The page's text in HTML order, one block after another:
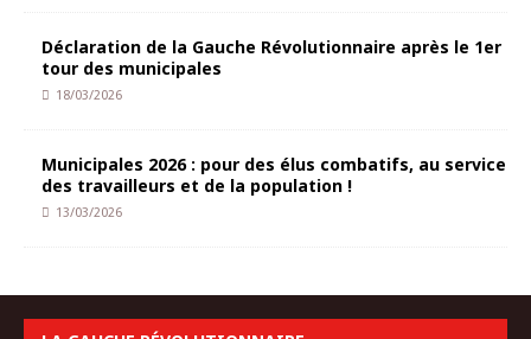
Déclaration de la Gauche Révolutionnaire après le 1er
tour des municipales
18/03/2026
Municipales 2026 : pour des élus combatifs, au service
des travailleurs et de la population !
13/03/2026